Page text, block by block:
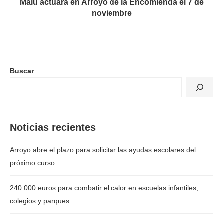
Malú actuará en Arroyo de la Encomienda el 7 de
noviembre
Buscar
Noticias recientes
Arroyo abre el plazo para solicitar las ayudas escolares del
próximo curso
240.000 euros para combatir el calor en escuelas infantiles,
colegios y parques